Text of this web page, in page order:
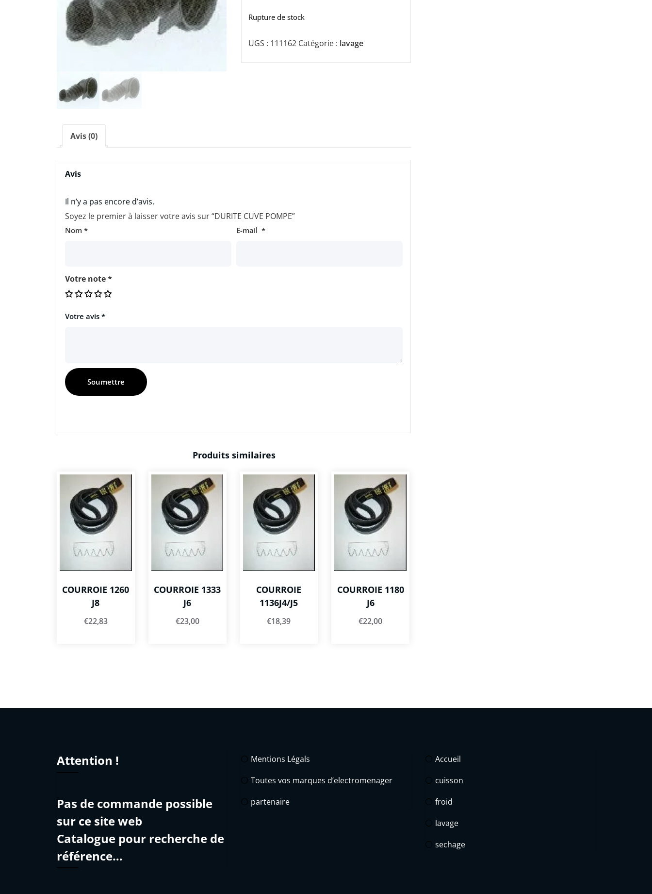
Rupture de stock
UGS : 111162 Catégorie : lavage
Avis (0)
Avis
Il n’y a pas encore d’avis.
Soyez le premier à laisser votre avis sur “DURITE CUVE POMPE”
Nom * E-mail *
Votre note*
Votre avis *
Produits similaires
COURROIE 1260
J8
€22,83
COURROIE 1333
J6
€23,00
COURROIE
1136J4/J5
€18,39
COURROIE 1180
J6
€22,00
Attention !
Pas de commande possible
sur ce site web
Catalogue pour recherche de
référence…
Mentions Légals
Toutes vos marques d’electromenager
partenaire
Accueil
cuisson
froid
lavage
sechage